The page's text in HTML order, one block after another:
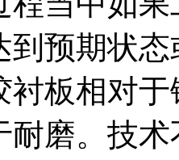
到预期状
衬板相对
耐磨。技